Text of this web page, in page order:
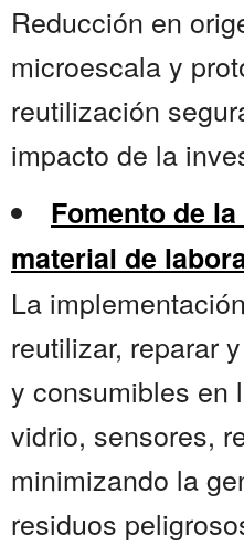
Reducción en
microescala y
reutilización
impacto de la
Fomento de
material de
La
reutilizar, reparar
y consumibles
vidrio, sensores,
minimizando la
residuos